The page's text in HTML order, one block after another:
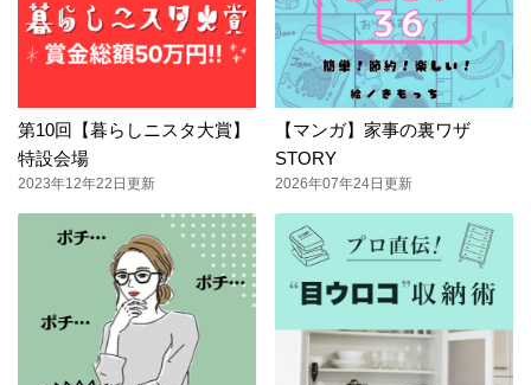
第10回【暮らしニスタ大賞】
特設会場
2023年12年22日更新
【マンガ】家事の裏ワザ
STORY
2026年07年24日更新